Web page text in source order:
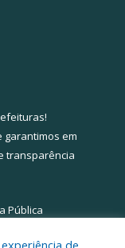
!
garantimos em
transparência
Pública
de